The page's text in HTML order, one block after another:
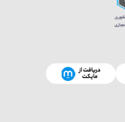
1,109,000 تومان